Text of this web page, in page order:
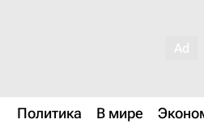
Политика В мире